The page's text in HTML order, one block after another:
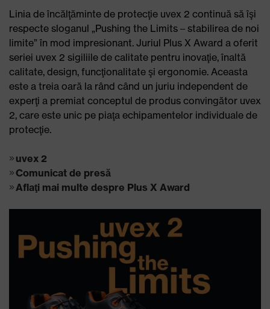
Linia de încălţăminte de protecţie uvex 2 continuă să îşi
respecte sloganul „Pushing the Limits – stabilirea de noi
limite” în mod impresionant. Juriul Plus X Award a oferit
seriei uvex 2 sigiliile de calitate pentru inovaţie, înaltă
calitate, design, funcţionalitate şi ergonomie. Aceasta
este a treia oară la rând când un juriu independent de
experţi a premiat conceptul de produs convingător uvex
2, care este unic pe piaţa echipamentelor individuale de
protecţie.
uvex 2
Comunicat de presă
Aflaţi mai multe despre Plus X Award